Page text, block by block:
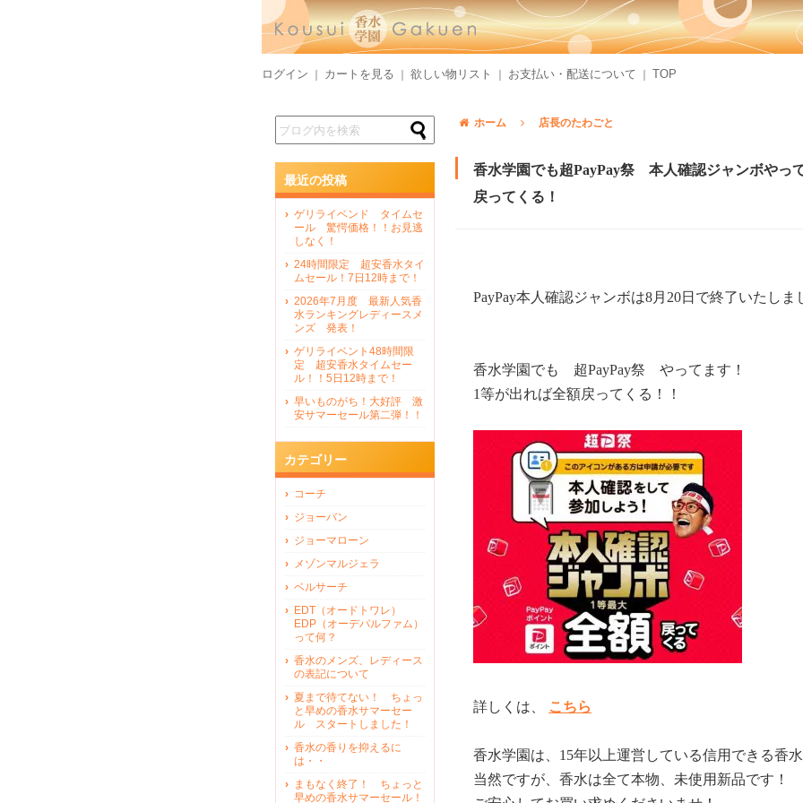
ログイン カートを見る 欲しい物リスト お支払い・配送について TOP
ホーム 店長のたわごと
香水学園でも超PayPay祭 本人確認ジャンボやっ
戻ってくる！
PayPay本人確認ジャンボは8月20日で終了いたしま
香水学園でも 超PayPay祭 やってます！
1等が出れば全額戻ってくる！！
詳しくは、 こちら
香水学園は、15年以上運営している信用できる香水
当然ですが、香水は全て本物、未使用新品です！
最近の投稿
ゲリライベンド タイムセ
ール 驚愕価格！！お見逃
しなく！
24時間限定 超安香水タイ
ムセール！7日12時まで！
2026年7月度 最新人気香
水ランキングレディースメ
ンズ 発表！
ゲリライベント48時間限
定 超安香水タイムセー
ル！！5日12時まで！
早いものがち！大好評 激
安サマーセール第二弾！！
カテゴリー
コーチ
ジョーバン
ジョーマローン
メゾンマルジェラ
ベルサーチ
EDT（オードトワレ）
EDP（オーデパルファム）
って何？
香水のメンズ、レディース
の表記について
夏まで待てない！ ちょっ
と早めの香水サマーセー
ル スタートしました！
香水の香りを抑えるに
は・・
まもなく終了！ ちょっと
早めの香水サマーセール！